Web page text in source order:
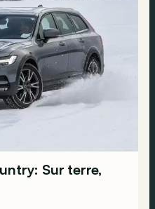
Sur terre,